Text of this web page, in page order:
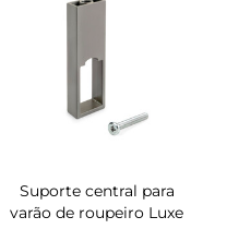
Suporte central para
varão de roupeiro Luxe